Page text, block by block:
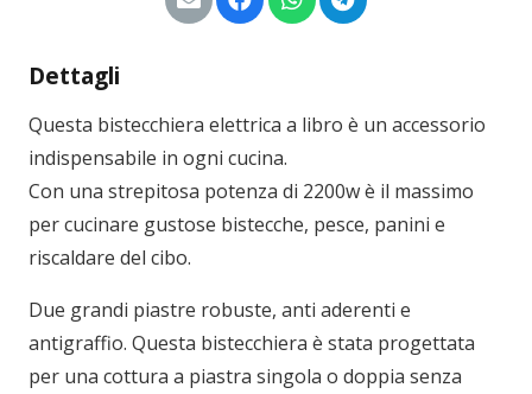
Dettagli
Questa bistecchiera elettrica a libro è un accessorio
indispensabile in ogni cucina.
Con una strepitosa potenza di 2200w è il massimo
per cucinare gustose bistecche, pesce, panini e
riscaldare del cibo.
Due grandi piastre robuste, anti aderenti e
antigraffio. Questa bistecchiera è stata progettata
per una cottura a piastra singola o doppia senza